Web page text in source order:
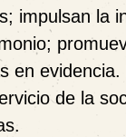
impulsan la
en
de la